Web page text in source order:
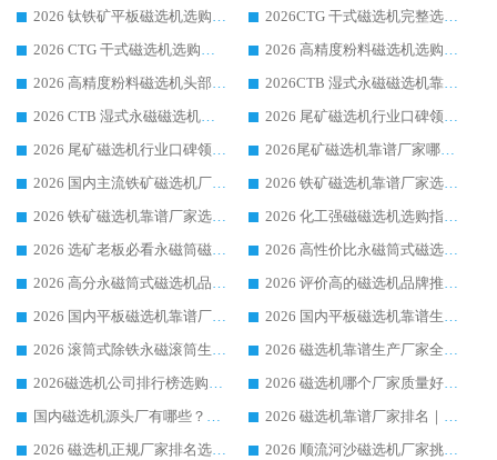
2026 钛铁矿平板磁选机选购指南 行业口碑优选品牌生产企业实力排行榜
2026CTG 干式磁选机完整选购指南 行业口碑顶尖靠谱生产龙头厂家实力推荐
2026 CTG 干式磁选机选购指南|行业口碑靠谱生产厂家领域强者推荐
2026 高精度粉料磁选机选购全攻略 行业优质品牌华体会手机网页版-华体会(中国) 实力深度解析
2026 高精度粉料磁选机头部厂家选购指南 行业口碑靠谱品牌推荐 领域强者华体会手机网页版-华体会(中国) 解析
2026CTB 湿式永磁磁选机靠谱厂家实力排行榜 铁矿选矿设备采购全流程选购指南
2026 CTB 湿式永磁磁选机选购指南|行业口碑良好品牌推荐，领域强者华体会手机网页版-华体会(中国)
2026 尾矿磁选机行业口碑领域强者，源头直供国内主流厂家华体会手机网页版-华体会(中国) 一站式服务
2026 尾矿磁选机行业口碑领域强者，源头直供国内主流厂家华体会手机网页版-华体会(中国) 一站式服务
2026尾矿磁选机靠谱厂家哪家好 行业口碑领域强者华体会手机网页版-华体会(中国) 推荐
2026 国内主流铁矿磁选机厂家选购指南|行业口碑好品牌推荐，领域强者华体会手机网页版-华体会(中国)
2026 铁矿磁选机靠谱厂家选购全攻略 行业标杆华体会手机网页版-华体会(中国) 设备性价比出众
2026 铁矿磁选机靠谱厂家选购指南，领域强者华体会手机网页版-华体会(中国) 铁矿磁选机性价比高
2026 化工强磁磁选机选购指南 5 家行业口碑靠谱厂家领域强者推荐
2026 选矿老板必看永磁筒磁选机推荐 行业头部品牌口碑设备选购全攻略
2026 高性价比永磁筒式磁选机品牌盘点 行业强者口碑实测选购完整指南
2026 高分永磁筒式磁选机品牌推荐 选矿设备强者对比测评采购避坑全攻略
2026 评价高的磁选机品牌推荐选购指南，永磁筒式磁选机设备领域强者全景行业口碑解析
2026 国内平板磁选机靠谱厂家排名 行业实测口碑设备按需选购全指南
2026 国内平板磁选机靠谱生产厂家推荐排名|行业口碑选购指南，领域强者按需选设备
2026 滚筒式除铁永磁滚筒生产厂家推荐排名|行业口碑选购指南，领域强者源头厂商精选
2026 磁选机靠谱生产厂家全梳理 分场景选型行业头部品牌选购参考攻略
2026磁选机公司排行榜选购指南|正规源头厂家推荐，领域强者高性价比靠谱信赖品牌
2026 磁选机哪个厂家质量好？十大靠谱磁电企业排名选购指南
国内磁选机源头厂有哪些？2026 综合实力排名与采购避坑技巧
2026 磁选机靠谱厂家排名｜华体会手机网页版-华体会(中国) 高性价比磁选机磁电品牌
2026 磁选机正规厂家排名选购指南|行业口碑信赖品牌推荐性价比高靠谱磁电企业
2026 顺流河沙磁选机厂家挑选攻略 | 业内口碑龙头企业高性价比品牌推荐